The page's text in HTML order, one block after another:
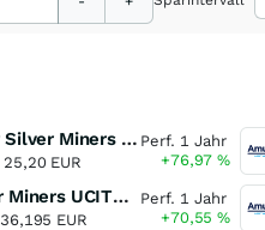
Amplify Junior Silver Miners ETF Junior Silver Miners ETF
25,20 EUR
Perf. 1 Jahr
+76,97%
Global X Silver Miners UCITS ETF
36,195 EUR
Perf. 1 Jahr
+70,55%